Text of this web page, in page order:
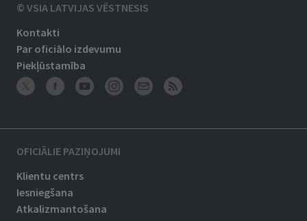
© VSIA LATVIJAS VĒSTNESIS
Kontakti
Par oficiālo izdevumu
Piekļūstamība
OFICIĀLIE PAZIŅOJUMI
Klientu centrs
Iesniegšana
Atkalizmantošana